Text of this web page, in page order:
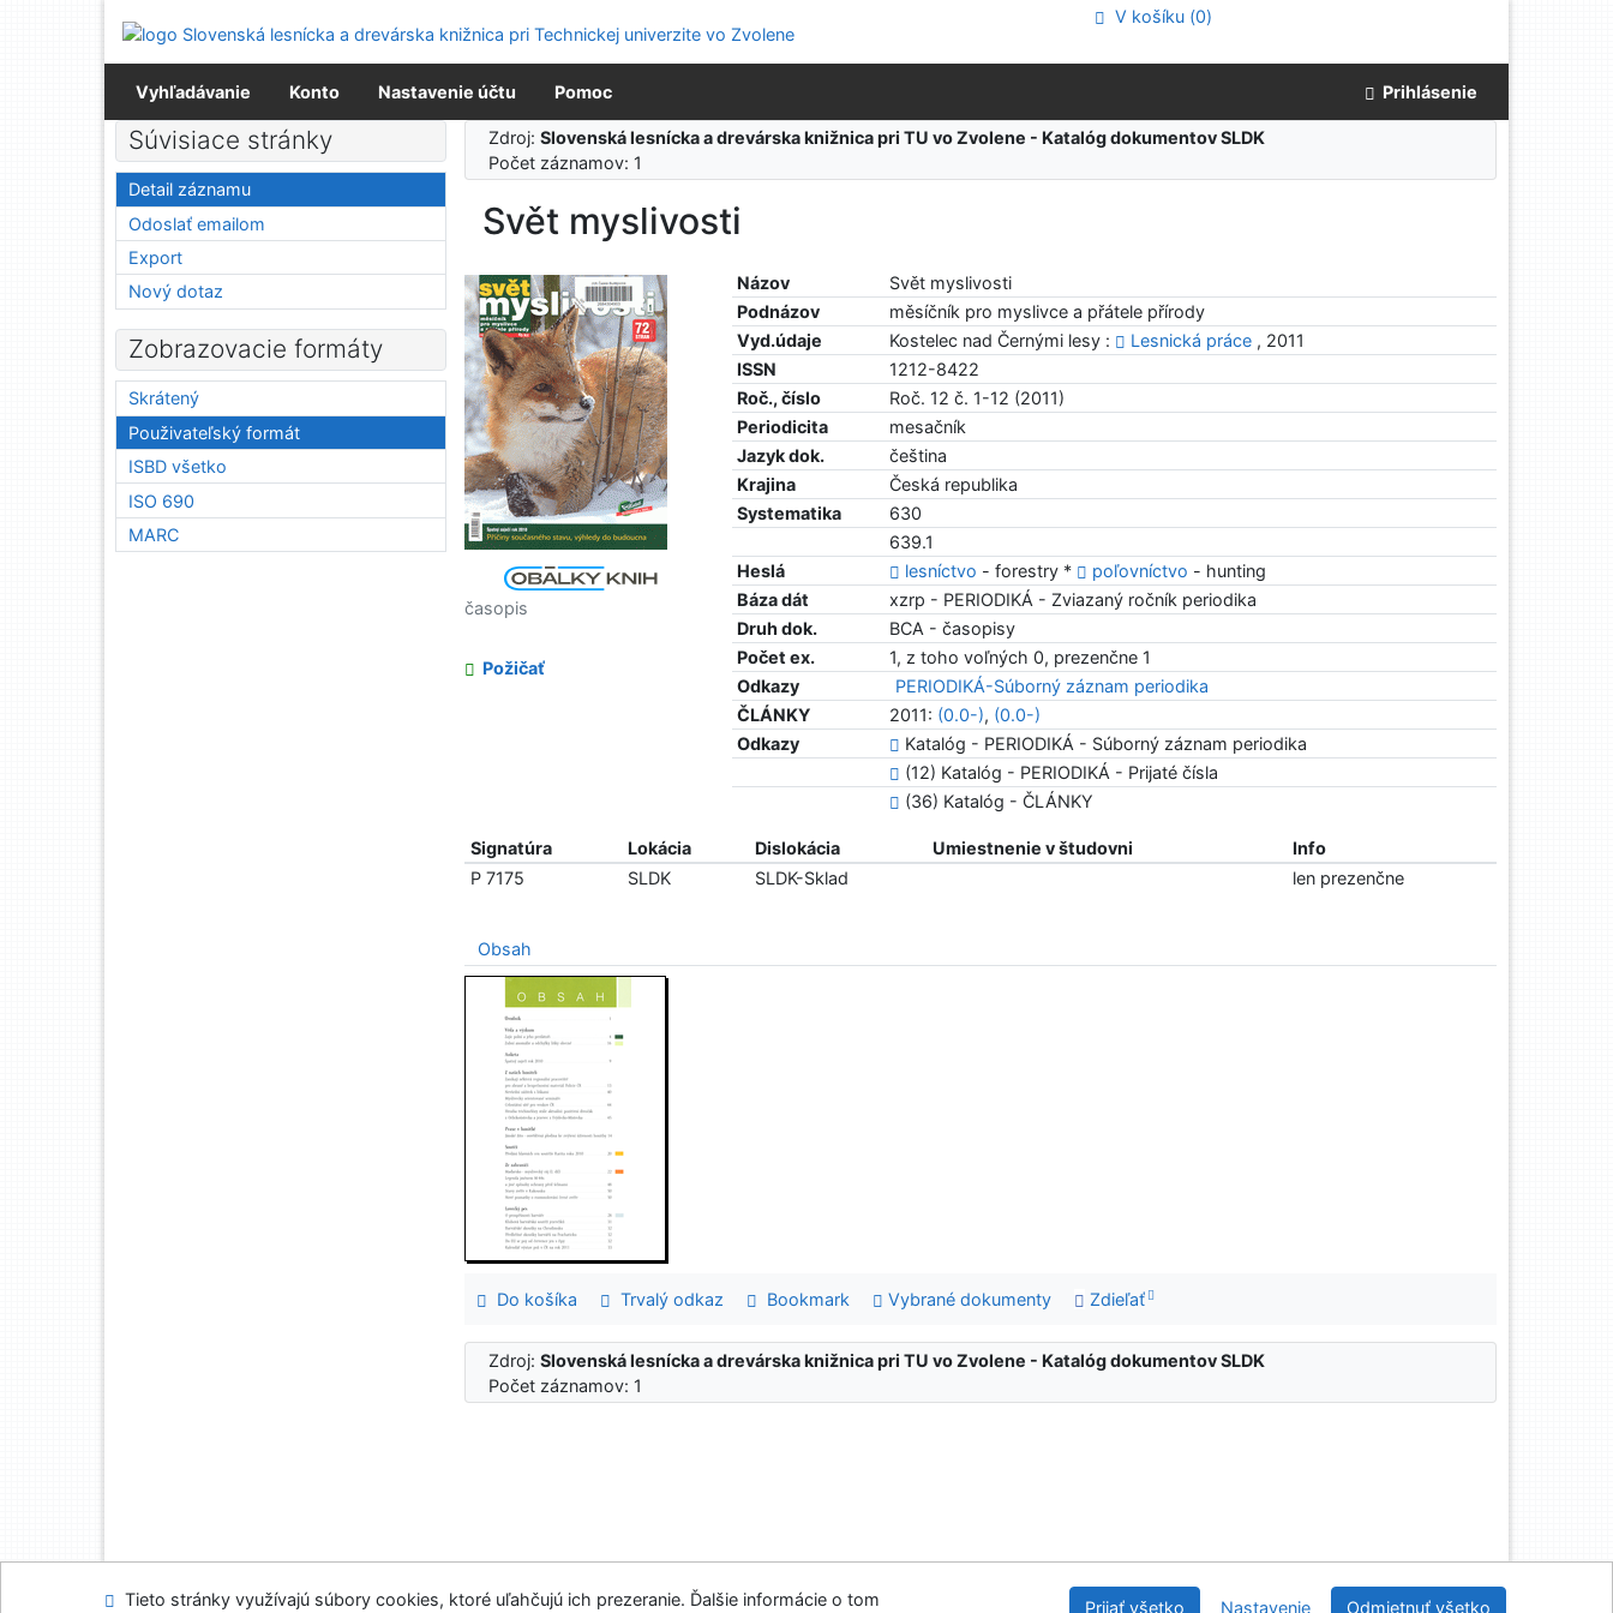
Prejsť na menu
Prehlásenie o webovej prístupnosti
V košíku (0)
Vyhľadávanie Konto Nastavenie účtu Pomoc Prihlásenie
Zdroj:Slovenská lesnícka a drevárska knižnica pri TU vo Zvolene - Katalóg dokumentov SLDK
Počet záznamov: 1
Svět myslivosti
Názov
Svět myslivosti
Podnázov
měsíčník pro myslivce a přátele přírody
Vyd.údaje
Kostelec nad Černými lesy : Lesnická práce , 2011
ISSN
1212-8422
Roč., číslo
Roč. 12 č. 1-12 (2011)
Periodicita
mesačník
Jazyk dok.
čeština
Krajina
Česká republika
Systematika
630
639.1
Heslá
lesníctvo - forestry * poľovníctvo - hunting
Báza dát
xzrp - PERIODIKÁ - Zviazaný ročník periodika
Druh dok.
BCA - časopisy
Počet ex.
1, z toho voľných 0, prezenčne 1
Odkazy
PERIODIKÁ-Súborný záznam periodika
ČLÁNKY
2011: (0.0-), (0.0-)
Odkazy
Katalóg - PERIODIKÁ - Súborný záznam periodika
(12) Katalóg - PERIODIKÁ - Prijaté čísla
(36) Katalóg - ČLÁNKY
časopis
Požičať
Signatúra Lokácia Dislokácia Umiestnenie v študovni
Info
P 7175
SLDK SLDK-Sklad len prezenčne
Obsah
Do košíka Trvalý odkaz Bookmark Vybrané dokumenty Zdieľať
Zdroj:Slovenská lesnícka a drevárska knižnica pri TU vo Zvolene - Katalóg dokumentov SLDK
Počet záznamov: 1
Súvisiace stránky
Detail záznamu
Odoslať emailom
Export
Nový dotaz
Zobrazovacie formáty
Skrátený
Použivateľský formát
ISBD všetko
ISO 690
MARC
Mapa stránok Prístupnosť Súkromie Modul OpenSearch Slovenská lesnícka a drevárska knižnica pri Technickej univerzite
Tieto stránky využívajú súbory cookies, ktoré uľahčujú ich prezeranie. Ďalšie informácie o tom Prijať všetko Nastavenie Odmietnuť všetko